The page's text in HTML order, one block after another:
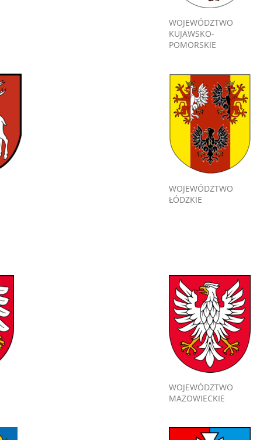
WOJEWÓDZTWO
KUJAWSKO-
POMORSKIE
WOJEWÓDZTWO
ŁÓDZKIE
WOJEWÓDZTWO
MAZOWIECKIE